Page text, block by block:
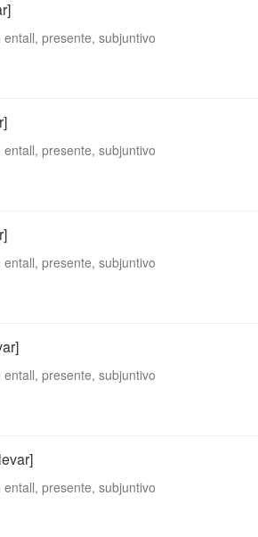
entall, presente, subjuntivo
presente, subjuntivo
presente, subjuntivo
presente, subjuntivo
presente, subjuntivo